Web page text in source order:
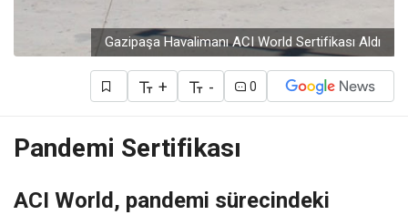
Gazipaşa Havalimanı ACI World Sertifikası Aldı
+ - 0
Pandemi Sertifikası
ACI World, pandemi sürecindeki